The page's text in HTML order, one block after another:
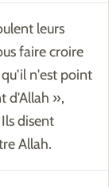
leurs
faire croire
n'est point
d'Allah »,
disent
Allah.